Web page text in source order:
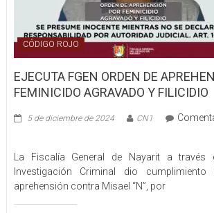
CÓDIGO ROJO
EJECUTA FGEN ORDEN DE
FEMINICIDO AGRAVADO Y FILICIDIO
5 de diciembre de 2024 CN1
FGEN
ORDEN
DE
APREHENSIÓN
La Fiscalía General de Nayarit a
Investigación Criminal dio
aprehensión contra Misael “N”, por